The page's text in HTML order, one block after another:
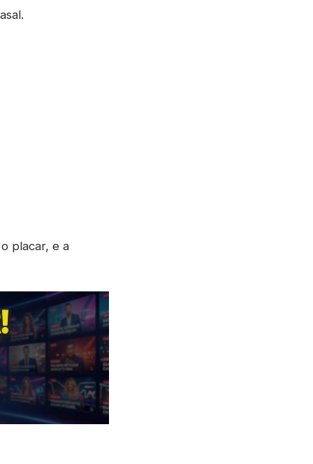
placar, e a